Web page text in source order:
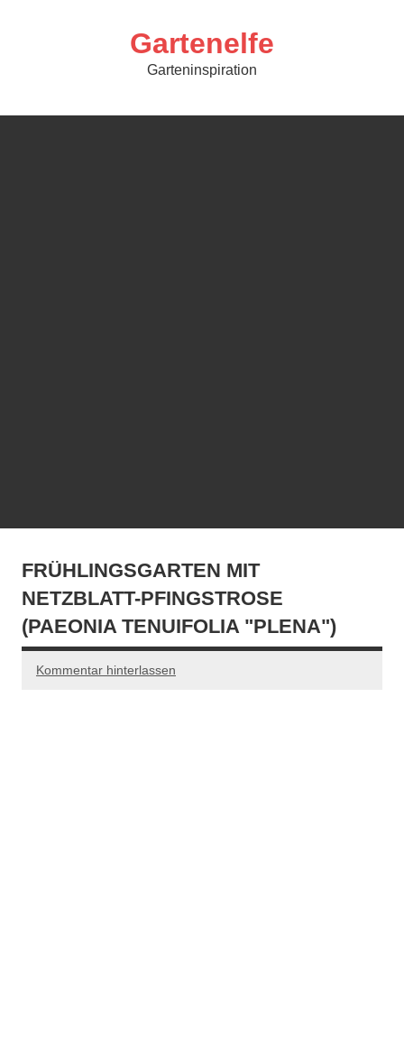
Gartenelfe
Garteninspiration
FRÜHLINGSGARTEN MIT
NETZBLATT-PFINGSTROSE
(PAEONIA TENUIFOLIA "PLENA")
Kommentar hinterlassen